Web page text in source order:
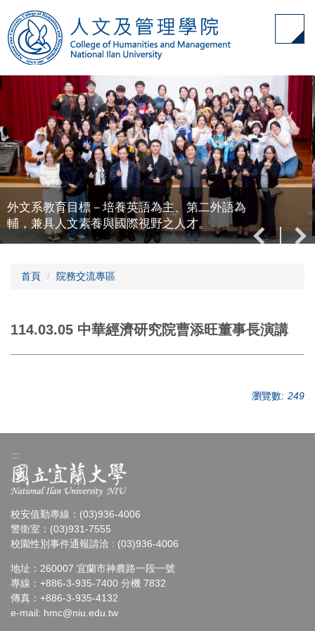
到
主
要
外文系教育目標－培養英語為主、第二外語為
輔，兼具人文素養與國際視野之人才。
首頁 院務交流專區
114.03.05 中華經濟研究院曹添旺董事長演講
瀏覽數: 249
:::
校安值勤專線：(03)936-4006
警衛室：(03)931-7555
校園性別事件通報請洽 : (03)936-4006
地址：260007 宜蘭市神農路一段一號
專線：+886-3-935-7400 分機 7832
傳真：+886-3-935-4132
e-mail: hmc@niu.edu.tw